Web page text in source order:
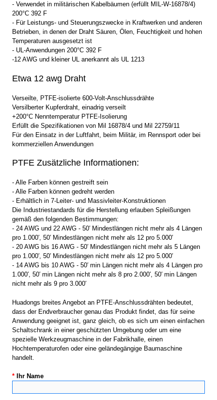
- Verwendet in militärischen Kabelbäumen (erfüllt MIL-W-16878/4)
200°C 392 F
- Für Leistungs- und Steuerungszwecke in Kraftwerken und anderen
Betrieben, in denen der Draht Säuren, Ölen, Feuchtigkeit und hohen
Temperaturen ausgesetzt ist
- UL-Anwendungen 200°C 392 F
-12 AWG und kleiner UL anerkannt als UL 1213
Etwa 12 awg Draht
Verseilte, PTFE-isolierte 600-Volt-Anschlussdrähte
Versilberter Kupferdraht, einadrig verseilt
+200°C Nenntemperatur PTFE-Isolierung
Erfüllt die Spezifikationen von Mil 16878/4 und Mil 22759/11
Für den Einsatz in der Luftfahrt, beim Militär, im Rennsport oder bei
kommerziellen Anwendungen
PTFE Zusätzliche Informationen:
- Alle Farben können gestreift sein
- Alle Farben können gedreht werden
- Erhältlich in 7-Leiter- und Massivleiter-Konstruktionen
Die Industriestandards für die Herstellung erlauben Spleißungen
gemäß den folgenden Bestimmungen:
- 24 AWG und 22 AWG - 50′ Mindestlängen nicht mehr als 4 Längen
pro 1.000′, 50′ Mindestlängen nicht mehr als 12 pro 5.000′
- 20 AWG bis 16 AWG - 50′ Mindestlängen nicht mehr als 5 Längen
pro 1.000′, 50′ Mindestlängen nicht mehr als 12 pro 5.000′
- 14 AWG bis 10 AWG - 50′ min Längen nicht mehr als 4 Längen pro
1.000′, 50′ min Längen nicht mehr als 8 pro 2.000′, 50′ min Längen
nicht mehr als 9 pro 3.000′
Huadongs breites Angebot an PTFE-Anschlussdrähten bedeutet,
dass der Endverbraucher genau das Produkt findet, das für seine
Anwendung geeignet ist, ganz gleich, ob es sich um einen einfachen
Schaltschrank in einer geschützten Umgebung oder um eine
spezielle Werkzeugmaschine in der Fabrikhalle, einen
Hochtemperaturofen oder eine geländegängige Baumaschine
handelt.
* Ihr Name